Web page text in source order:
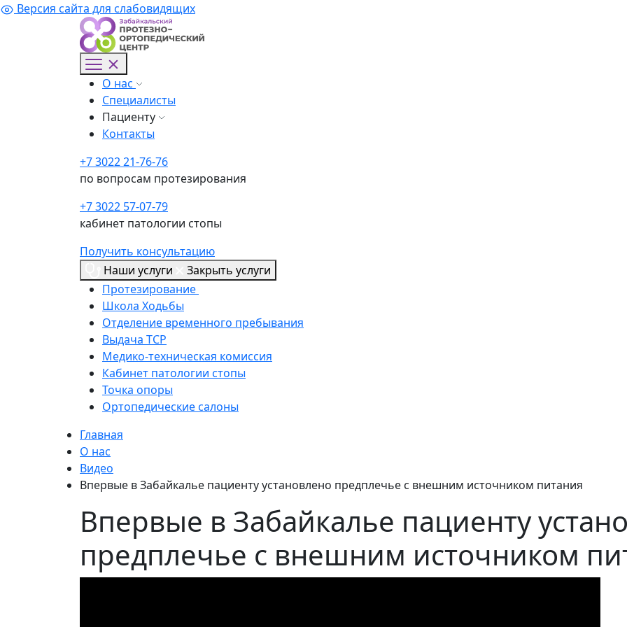
Версия сайта для слабовидящих
О нас
Специалисты
Пациенту
Контакты
+7 3022 21-76-76
по вопросам протезирования
+7 3022 57-07-79
кабинет патологии стопы
Получить консультацию
Наши услуги
Закрыть услуги
Протезирование
Школа Ходьбы
Отделение временного пребывания
Выдача ТСР
Медико-техническая комиссия
Кабинет патологии стопы
Точка опоры
Ортопедические салоны
Главная
О нас
Видео
Впервые в Забайкалье пациенту установлено предплечье с внешним источником питания
Впервые в Забайкалье пациенту
предплечье с внешним источником